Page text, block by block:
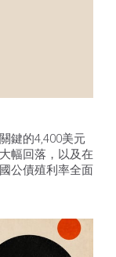
鍵的4,400美元
幅回落，以及在
公債殖利率全面